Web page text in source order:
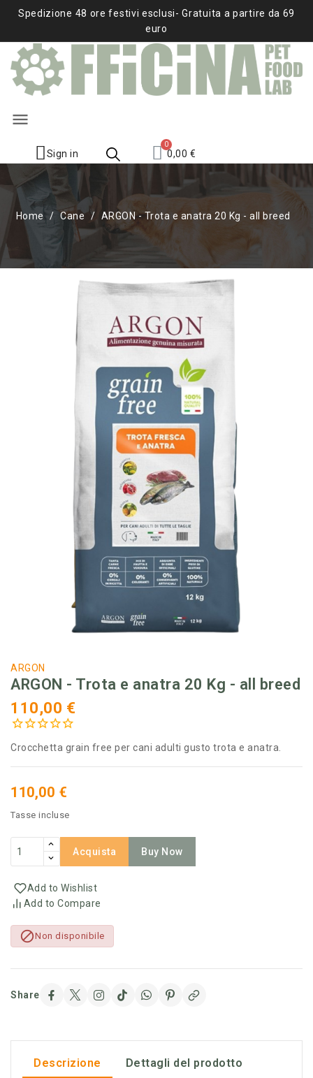
Spedizione 48 ore festivi esclusi- Gratuita a partire da 69
euro
menu
Sign in 0,00 €
Home Cane ARGON - Trota e anatra 20 Kg - all breed
ARGON
ARGON - Trota e anatra 20 Kg - all breed
110,00 €
Crocchetta grain free per cani adulti gusto trota e anatra.
110,00 €
Tasse incluse
Acquista Buy Now
Add to Wishlist
Add to Compare
Non disponibile
Share
Descrizione Dettagli del prodotto